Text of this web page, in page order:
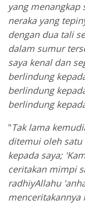
yang menangkap
neraka yang
dengan dua tali
dalam sumur
saya kenal dan
berlindung
berlindung
berlindung
"Tak lama
ditemui oleh
kepada saya;
ceritakan mimpi
radhiyAllahu
menceritakannya